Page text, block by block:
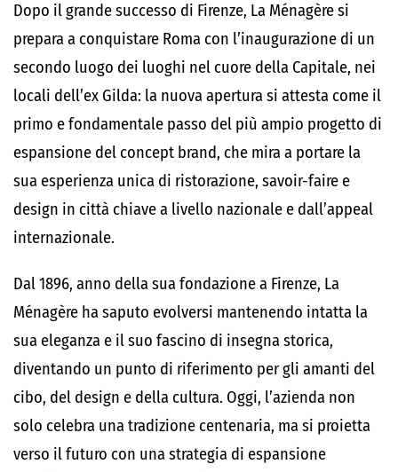
Dopo il grande successo di Firenze, La Ménagère si
prepara a conquistare Roma con l’inaugurazione di un
secondo luogo dei luoghi nel cuore della Capitale, nei
locali dell’ex Gilda: la nuova apertura si attesta come il
primo e fondamentale passo del più ampio progetto di
espansione del concept brand, che mira a portare la
sua esperienza unica di ristorazione, savoir-faire e
design in città chiave a livello nazionale e dall’appeal
internazionale.
Dal 1896, anno della sua fondazione a Firenze, La
Ménagère ha saputo evolversi mantenendo intatta la
sua eleganza e il suo fascino di insegna storica,
diventando un punto di riferimento per gli amanti del
cibo, del design e della cultura. Oggi, l’azienda non
solo celebra una tradizione centenaria, ma si proietta
verso il futuro con una strategia di espansione